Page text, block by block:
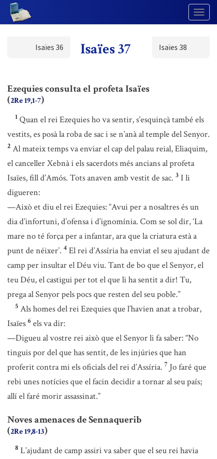
Isaïes 36 Isaïes 37 Isaïes 38
Ezequies consulta el profeta Isaïes
(2Re 19,1-7)
1 Quan el rei Ezequies ho va sentir, s’esquinçà també els
vestits, es posà la roba de sac i se n’anà al temple del Senyor.
2 Al mateix temps va enviar el cap del palau reial, Eliaquim,
el canceller Xebnà i els sacerdots més ancians al profeta
Isaïes, fill d’Amós. Tots anaven amb vestit de sac. 3 I li
digueren:
—Això et diu el rei Ezequies: “Avui per a nosaltres és un
dia d’infortuni, d’ofensa i d’ignomínia. Com se sol dir, ‘La
mare no té força per a infantar, ara que la criatura està a
punt de néixer’. 4 El rei d’Assíria ha enviat el seu ajudant de
camp per insultar el Déu viu. Tant de bo que el Senyor, el
teu Déu, el castigui per tot el que li ha sentit a dir! Tu,
prega al Senyor pels pocs que resten del seu poble.”
5 Als homes del rei Ezequies que l’havien anat a trobar,
Isaïes 6 els va dir:
—Digueu al vostre rei això que el Senyor li fa saber: “No
tinguis por del que has sentit, de les injúries que han
proferit contra mi els oficials del rei d’Assíria. 7 Jo faré que
rebi unes notícies que el facin decidir a tornar al seu país;
allí el faré morir assassinat.”
Noves amenaces de Sennaquerib
(2Re 19,8-13)
8 L’ajudant de camp assiri va saber que el seu rei havia